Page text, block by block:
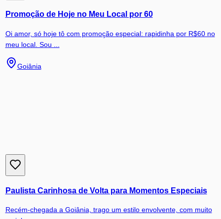
Promoção de Hoje no Meu Local por 60
Oi amor, só hoje tô com promoção especial: rapidinha por R$60 no
meu local. Sou ...
Goiânia
Paulista Carinhosa de Volta para Momentos Especiais
Recém-chegada a Goiânia, trago um estilo envolvente, com muito